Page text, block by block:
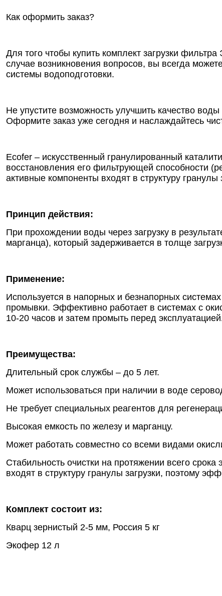
Как оформить заказ?
Для того чтобы купить комплект загрузки
случае возникновения вопросов, вы всегда
системы водоподготовки.
Не упустите возможность улучшить качество
Оформите заказ уже сегодня и наслаждайтесь
Ecofer – искусственный гранулированный
восстановления его фильтрующей способности
активные компоненты входят в структуру
Принцип действия:
При прохождении воды через загрузку в
марганца), который задерживается в толще
Применение:
Используется в напорных и безнапорных
промывки. Эффективно работает в системах с
10-20 часов и затем промыть перед
Преимущества:
Длительный срок службы – до 5 лет.
Может использоваться при наличии в воде
Не требует специальных реагентов для
Высокая емкость по железу и марганцу.
Может работать совместно со всеми видами
Стабильность очистки на протяжении всего
входят в структуру гранулы загрузки, поэтому
Комплект состоит из:
Кварц зернистый 2-5 мм, Россия 5 кг
Экофер 12 л